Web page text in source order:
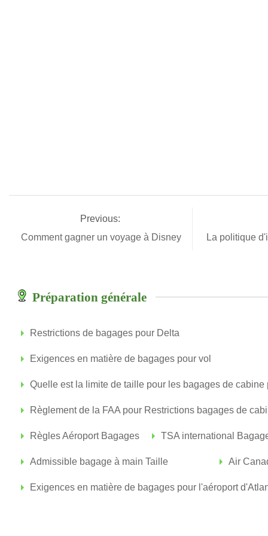
Previous:
Comment gagner un voyage à Disney
La politique
Préparation générale
Restrictions de bagages pour Delta
Exigences en matière de bagages pour vol
Quelle est la limite de taille pour les bagages de cabine
Règlement de la FAA pour Restrictions bagages de
Règles Aéroport Bagages TSA international
Admissible bagage à main Taille Air
Exigences en matière de bagages pour l'aéroport